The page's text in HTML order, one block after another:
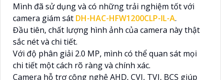
Mình đã sử dụng và có những trải nghiệm tốt với
camera giám sát DH-HAC-HFW1200CLP-IL-A.
Đầu tiên, chất lượng hình ảnh của camera này thật
sắc nét và chi tiết.
Với độ phân giải 2.0 MP, mình có thể quan sát mọi
chi tiết một cách rõ ràng và chính xác.
Camera hỗ trợ công nghệ AHD, CVI, TVI, BCS giúp